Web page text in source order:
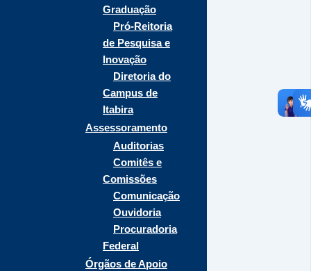
Graduação
Pró-Reitoria
de Pesquisa e
Inovação
Diretoria do
Campus de
Itabira
Assessoramento
Auditorias
Comitês e
Comissões
Comunicação
Ouvidoria
Procuradoria
Federal
Órgãos de Apoio